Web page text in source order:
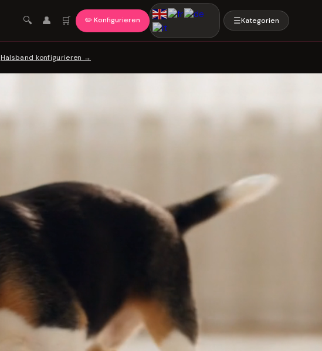
🔍 👤 🛒 ✏️ Konfigurieren ☰Kategorien
Halsband konfigurieren →